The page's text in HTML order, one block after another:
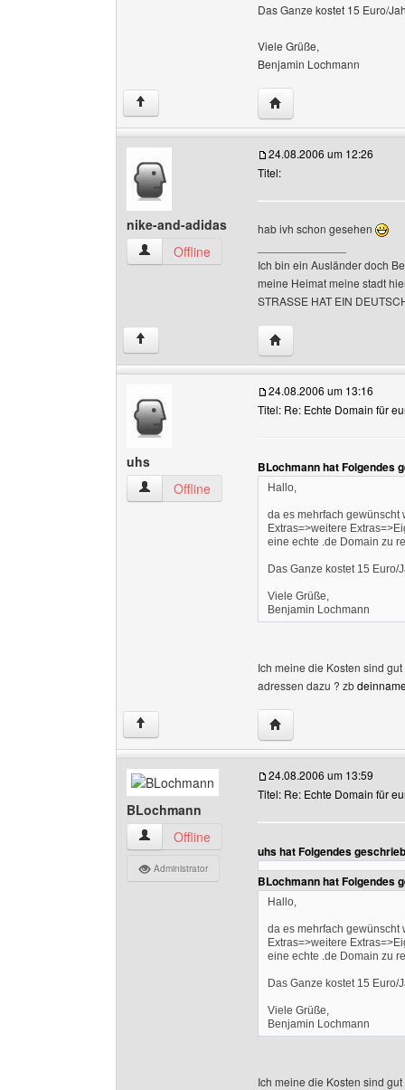
Das Ganze kostet 15 Euro/
Viele Grüße,
Benjamin Lochmann
↑ Website dieses
nike-and-adidas
nike-and-adidas Benutzer-Profile anzeigen
Offline
24.08.2006 um 12:26
Titel:
hab ivh schon gesehen
Ich bin ein Ausländer doch
meine Heimat meine stadt
STRASSE HAT EIN
↑ Website dieses
uhs
uhs Benutzer-Profile anzeigen
Offline
24.08.2006 um 13:16
Titel: Re: Echte Domain für
BLochmann hat Folgendes
Hallo,
da es mehrfach gewünscht
Extras=>weitere
eine echte .de Domain zu
Das Ganze kostet 15 Euro/
Viele Grüße,
Benjamin Lochmann
Ich meine die Kosten sind
adressen dazu ? zb
↑ Website dieses
BLochmann
BLochmann Benutzer-Profile anzeigen
Offline
Administrator
24.08.2006 um 13:59
Titel: Re: Echte Domain für
uhs hat Folgendes
BLochmann hat Folgendes
Hallo,
da es mehrfach gewünscht
Extras=>weitere
eine echte .de Domain zu
Das Ganze kostet 15 Euro/
Viele Grüße,
Benjamin Lochmann
Ich meine die Kosten sind